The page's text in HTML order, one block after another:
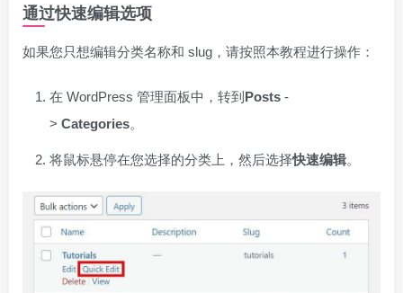
通过快速编辑选项
如果您只想编辑分类名称和 slug，请按照本教程进行操作：
在 WordPress 管理面板中，转到 Posts -
> Categories。
将鼠标悬停在您选择的分类上，然后选择快速编辑。